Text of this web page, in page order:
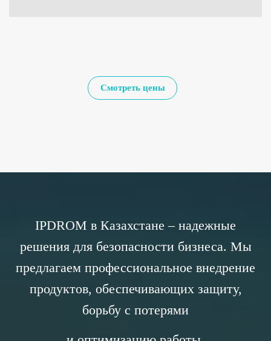
Смотреть цены
IPDROM в Казахстане – надежные
решения для безопасности бизнеса. Мы
предлагаем профессиональное внедрение
продуктов, обеспечивающих защиту,
борьбу с потерями